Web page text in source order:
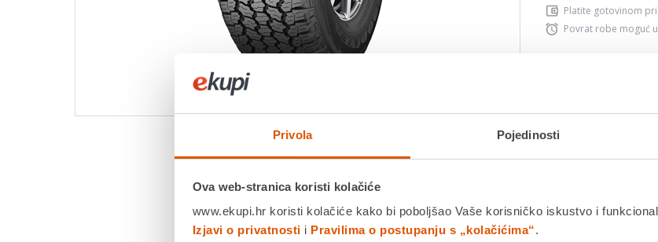
Privola Pojedinosti
Ova web-stranica koristi kolačiće
www.ekupi.hr koristi kolačiće kako bi poboljšao Vaše korisničko iskustvo i
Izjavi o privatnosti i Pravilima o postupanju s „kolačićima“.
Platite gotovinom
Povrat robe moguć